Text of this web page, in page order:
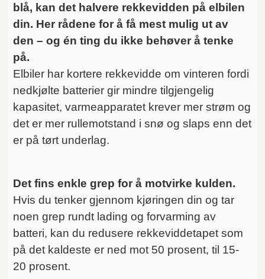
blå, kan det halvere rekkevidden på elbilen
din. Her rådene for å få mest mulig ut av
den – og én ting du ikke behøver å tenke
på.
Elbiler har kortere rekkevidde om vinteren fordi
nedkjølte batterier gir mindre tilgjengelig
kapasitet, varmeapparatet krever mer strøm og
det er mer rullemotstand i snø og slaps enn det
er på tørt underlag.
Det fins enkle grep for å motvirke kulden.
Hvis du tenker gjennom kjøringen din og tar
noen grep rundt lading og forvarming av
batteri, kan du redusere rekkeviddetapet som
på det kaldeste er ned mot 50 prosent, til 15-
20 prosent.